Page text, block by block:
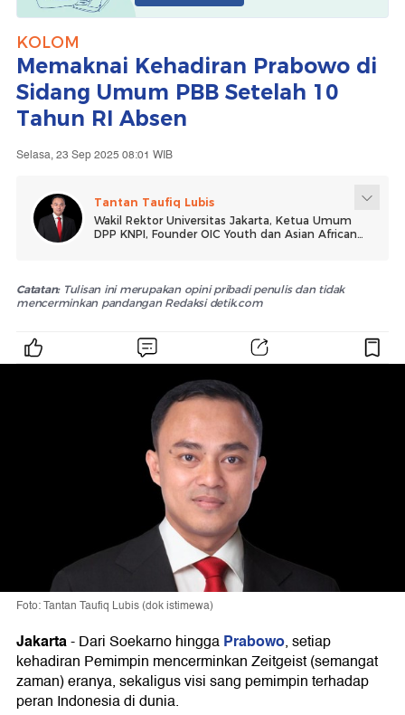
KOLOM
Memaknai Kehadiran Prabowo di
Sidang Umum PBB Setelah 10
Tahun RI Absen
Selasa, 23 Sep 2025 08:01 WIB
Tantan Taufiq Lubis
Wakil Rektor Universitas Jakarta, Ketua Umum
DPP KNPI, Founder OIC Youth dan Asian African
Catatan:Tulisan ini merupakan opini pribadi penulis dan tidak
mencerminkan pandangan Redaksi detik.com
Foto: Tantan Taufiq Lubis (dok istimewa)
Jakarta-Dari Soekarno hinggaPrabowo, setiap
kehadiran Pemimpin mencerminkan Zeitgeist (semangat
zaman) eranya, sekaligus visi sang pemimpin terhadap
peran Indonesia di dunia.